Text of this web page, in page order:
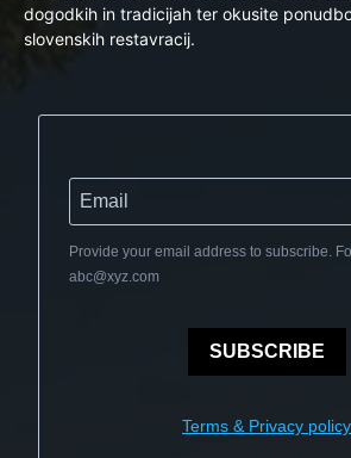
dogodkih in tradicijah ter okusite
slovenskih restavracij.
Provide your email address to subscribe.
abc@xyz.com
SUBSCRIBE
Terms & Privacy policy